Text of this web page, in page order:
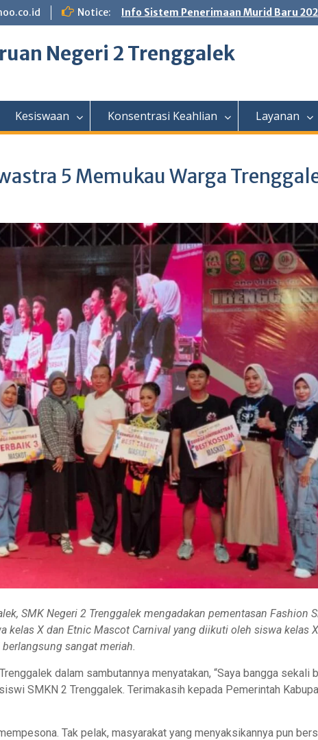
Notice: Info Sistem Penerimaan Murid Baru
Negeri 2 Trenggalek
Kesiswaan Konsentrasi Keahlian Layanan
5 Memukau Warga
SMK Negeri 2 Trenggalek mengadakan pementasan Fashion
kelas X dan Etnic Mascot Carnival yang diikuti oleh siswa kelas
sangat meriah.
dalam sambutannya menyatakan, “Saya bangga sekali
SMKN 2 Trenggalek. Terimakasih kepada Pemerintah
Tak pelak, masyarakat yang menyaksikannya pun